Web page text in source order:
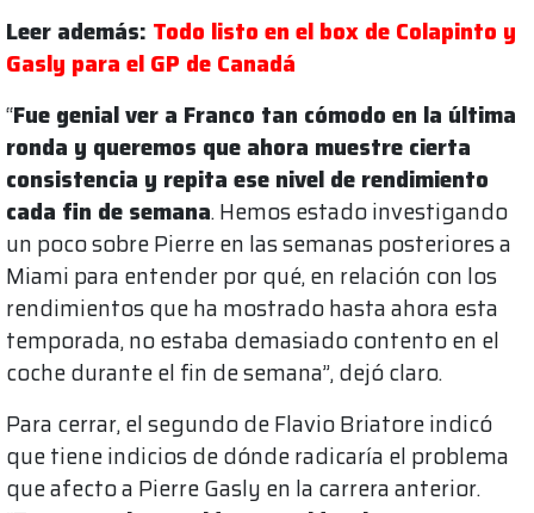
Leer además: Todo listo en el box de Colapinto y
Gasly para el GP de Canadá
“Fue genial ver a Franco tan cómodo en la última
ronda y queremos que ahora muestre cierta
consistencia y repita ese nivel de rendimiento
cada fin de semana. Hemos estado investigando
un poco sobre Pierre en las semanas posteriores a
Miami para entender por qué, en relación con los
rendimientos que ha mostrado hasta ahora esta
temporada, no estaba demasiado contento en el
coche durante el fin de semana”, dejó claro.
Para cerrar, el segundo de Flavio Briatore indicó
que tiene indicios de dónde radicaría el problema
que afecto a Pierre Gasly en la carrera anterior.